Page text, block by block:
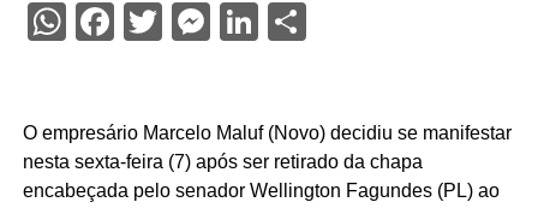
WhatsApp
Facebook
TwitterMessenger
LinkedIn
O empresário Marcelo Maluf (Novo) decidiu se manifestar
nesta sexta-feira (7) após ser retirado da chapa
encabeçada pelo senador Wellington Fagundes (PL) ao